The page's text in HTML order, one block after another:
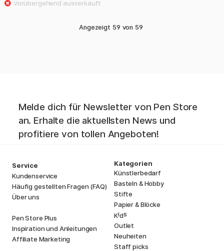
Angezeigt 59 von 59
Melde dich für Newsletter von Pen Store
an. Erhalte die aktuellsten News und
profitiere von tollen Angeboten!
Service
Kundenservice
Häufig gestellten Fragen (FAQ)
Über uns
Pen Store Plus
Inspiration und Anleitungen
Affiliate Marketing
Kategorien
Künstlerbedarf
Basteln & Hobby
Stifte
Papier & Blöcke
Kids
Outlet
Neuheiten
Staff picks